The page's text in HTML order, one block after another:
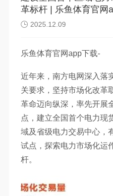
革标杆 | 乐鱼体育官网
 2025.12.09
乐鱼体育官网app下载-
近年来，南方电网深入落
关要求，坚持市场化改革
革命迈向纵深，率先开展
点，建立全国首个电力现
域及省级电力交易中心，
试点，探索电力市场化运
杆。